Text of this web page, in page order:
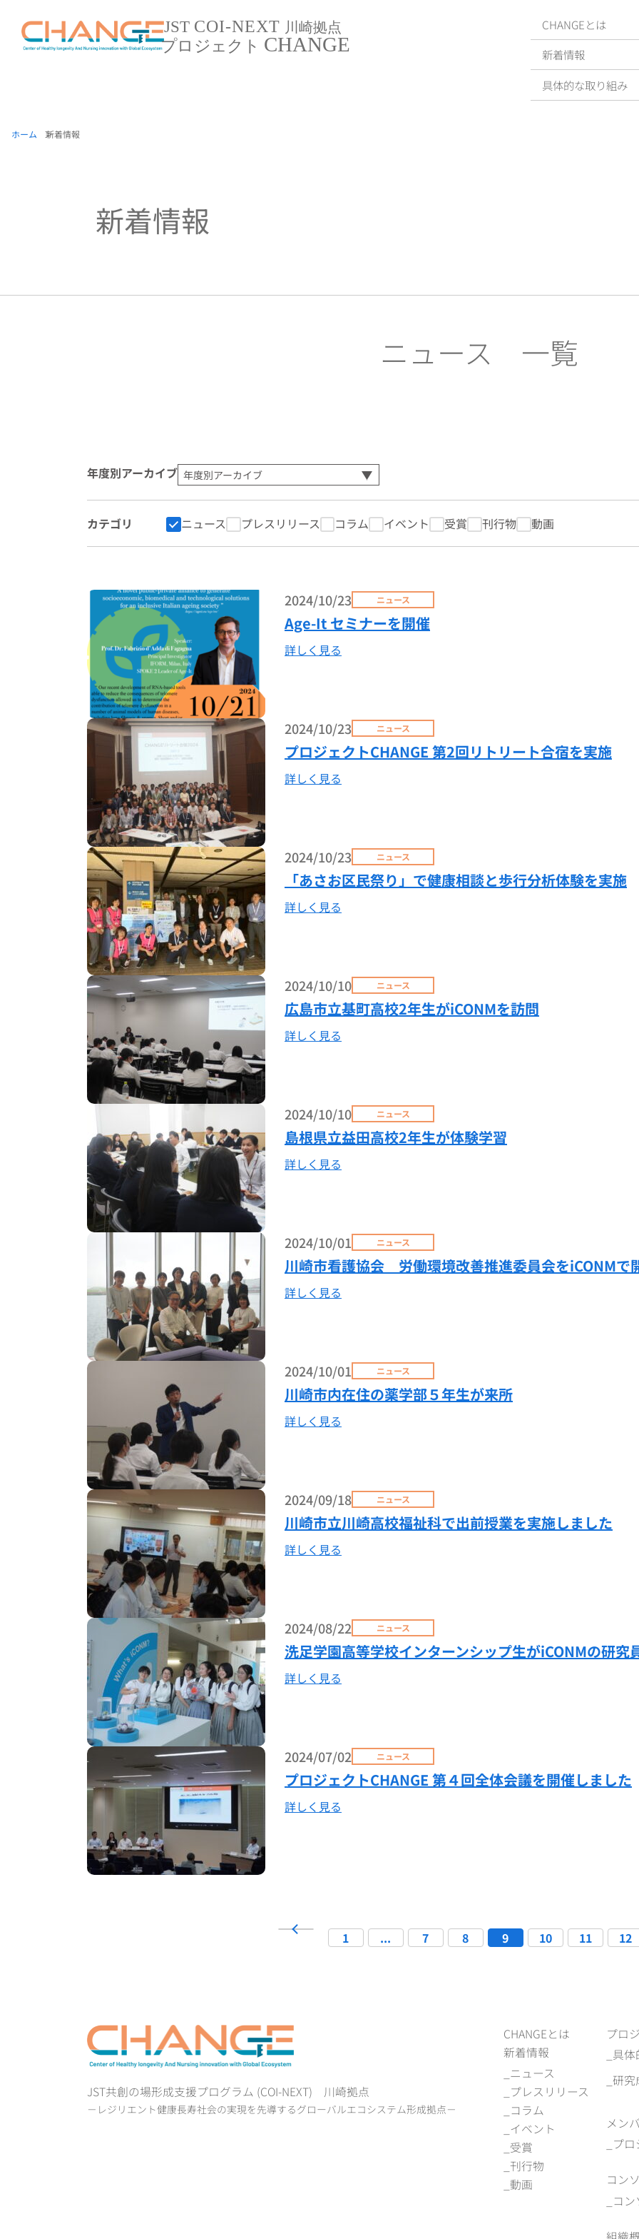
JST COI-NEXT 川崎拠点
プロジェクト CHANGE
CHANGEとは
新着情報
具体的な取り組み
ホーム 新着情報
新着情報
ニュース 一覧
年度別アーカイブ
カテゴリ ニュース プレスリリース コラム イベント 受賞 刊行物 動画
2024/10/23 ニュース
Age-It セミナーを開催
詳しく見る
2024/10/23 ニュース
プロジェクトCHANGE 第2回リトリート合宿を実施
詳しく見る
2024/10/23 ニュース
「あさお区民祭り」で健康相談と歩行分析体験を実施
詳しく見る
2024/10/10 ニュース
広島市立基町高校2年生がiCONMを訪問
詳しく見る
2024/10/10 ニュース
島根県立益田高校2年生が体験学習
詳しく見る
2024/10/01 ニュース
川崎市看護協会 労働環境改善推進委員会をiCONMで
詳しく見る
2024/10/01 ニュース
川崎市内在住の薬学部５年生が来所
詳しく見る
2024/09/18 ニュース
川崎市立川崎高校福祉科で出前授業を実施しました
詳しく見る
2024/08/22 ニュース
洗足学園高等学校インターンシップ生がiCONMの研究
詳しく見る
2024/07/02 ニュース
プロジェクトCHANGE 第４回全体会議を開催しました
詳しく見る
1 ... 7 8 9 10 11 12
JST共創の場形成支援プログラム (COI-NEXT) 川崎拠点
－レジリエント健康長寿社会の実現を先導するグローバルエコシステム形成拠点－
CHANGEとは
新着情報
ニュース
プレスリリース
コラム
イベント
受賞
刊行物
動画
プロ
具
研究
メン
プ
コン
コ